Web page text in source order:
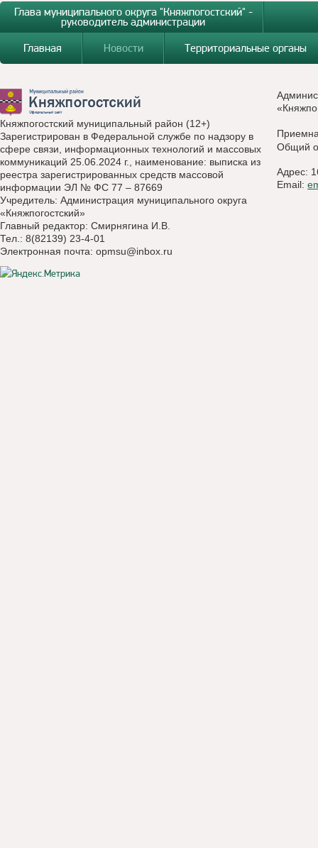
Глава муниципального округа "Княжпогостский" -
руководитель администрации
Главная
Новости Территориальные органы
Княжпогостский муниципальный район (12+)
Зарегистрирован в Федеральной службе по надзору в
сфере связи, информационных технологий и массовых
коммуникаций 25.06.2024 г., наименование: выписка из
реестра зарегистрированных средств массовой
информации ЭЛ № ФС 77 – 87669
Учредитель: Администрация муниципального округа
«Княжпогостский»
Главный редактор: Смирнягина И.В.
Тел.: 8(82139) 23-4-01
Электронная почта: opmsu@inbox.ru
Общий
Адрес:
Email: